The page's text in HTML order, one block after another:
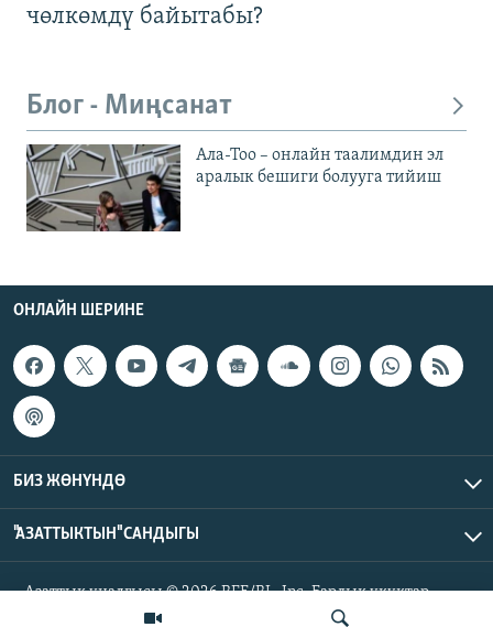
чөлкөмдү байытабы?
Блог - Миңсанат
Ала-Тоо – онлайн таалимдин эл
аралык бешиги болууга тийиш
ОНЛАЙН ШЕРИНЕ
БИЗ ЖӨНҮНДӨ
"АЗАТТЫКТЫН" САНДЫГЫ
Азаттык үналгысы © 2026 RFE/RL, Inc. Бардык укуктар